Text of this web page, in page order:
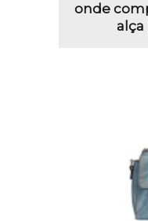
onde
alça